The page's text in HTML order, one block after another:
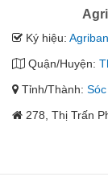
Ký hiệu:
Quận/Huyện:
Tỉnh/Thành:
278, Thị Trấn